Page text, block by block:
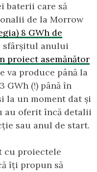
baterii care să
de la Morrow
8 GWh de
sfârșitul anului
proiect asemănător
va produce până la
GWh (!) până în
la un moment dat și
au oferit încă detalii
sau anul de start.
cu proiectele
îți propun să